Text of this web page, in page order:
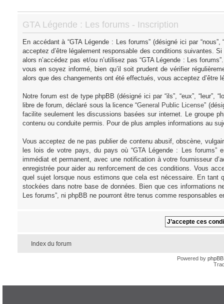
GTA Légende : Les forums - Inscription
En accédant à “GTA Légende : Les forums” (désigné ici par
acceptez d’être légalement responsable des conditions suivantes.
alors n’accédez pas et/ou n’utilisez pas “GTA Légende : Les
vous en soyez informé, bien qu’il soit prudent de vérifier
alors que des changements ont été effectués, vous acceptez
Notre forum est de type phpBB (désigné ici par “ils”, “eux”, “leur”,
libre de forum, déclaré sous la licence “General Public License”
facilite seulement les discussions basées sur internet. Le groupe
contenu ou conduite permis. Pour de plus amples informations au
Vous acceptez de ne pas publier de contenu abusif, obscène,
les lois de votre pays, du pays où “GTA Légende : Les
immédiat et permanent, avec une notification à votre fournisseur
enregistrée pour aider au renforcement de ces conditions. Vous
quel sujet lorsque nous estimons que cela est nécessaire. En tant
stockées dans notre base de données. Bien que ces informations
Les forums”, ni phpBB ne pourront être tenus comme
Index du forum
Powered by phpBB